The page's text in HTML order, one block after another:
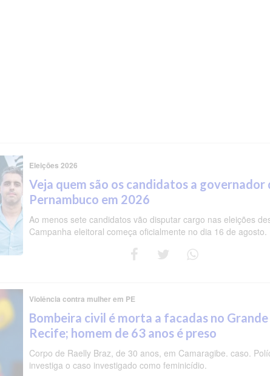
Eleições 2026
Veja quem são os candidatos a governador
Pernambuco em 2026
Ao menos sete candidatos vão disputar cargo nas eleições
Campanha eleitoral começa oficialmente no dia 16 de agosto.
Violência contra mulher em PE
Bombeira civil é morta a facadas no Grande
Recife; homem de 63 anos é preso
Corpo de Raelly Braz, de 30 anos, em Camaragibe. caso.
investiga o caso investigado como feminicídio.